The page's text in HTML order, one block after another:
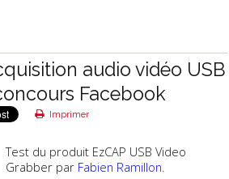
audio vidéo USB
Facebook
Imprimer
Test du produit EzCAP USB Video
Grabber par Fabien Ramillon